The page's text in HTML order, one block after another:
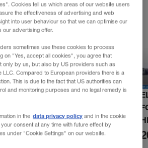
Cookies tell us which areas of our website users
the effectiveness of advertising and web
into user behaviour so that we can optimise our
our advertising offer.
sometimes use these cookies to process
on "Yes, accept all cookies", you agree that
only by us, but also by US providers such as
LLC. Compared to European providers there is a
This is due to the fact that US authorities can
and monitoring purposes and no legal remedy is
in the data privacy policy and in the cookie
consent at any time with future effect by
under "Cookie Settings" on our website.